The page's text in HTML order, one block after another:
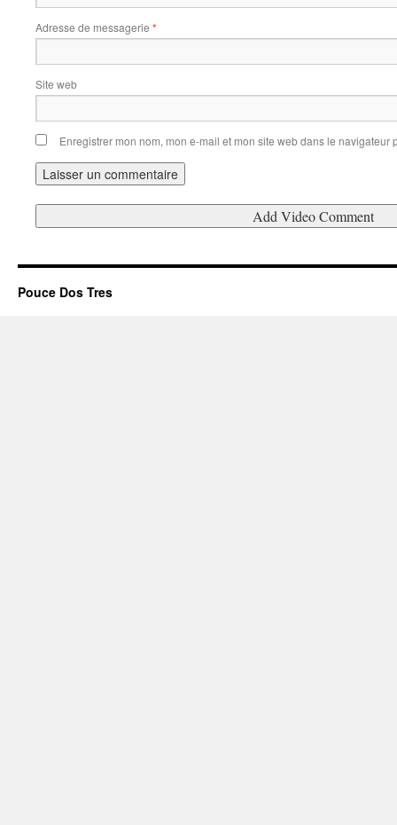
Adresse de messagerie *
Site web
Enregistrer mon nom, mon e-mail et mon site web dans le navigateur
Pouce Dos Tres